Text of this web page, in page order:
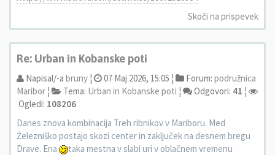
Skoči na prispevek
Re: Urban in Kobanske poti
Napisal/-a bruny ¦ 07 Maj 2026, 15:05 ¦ Forum: podružnica
Maribor ¦ Tema: Urban in Kobanske poti ¦ Odgovori: 41 ¦
Ogledi: 108206
Danes znova kombinacija Treh ribnikov v Mariboru. Med
Železniško postajo skozi center in zaključek na desnem bregu
Drave. Ena
taka mestna v slabi uri v oblačnem vremenu